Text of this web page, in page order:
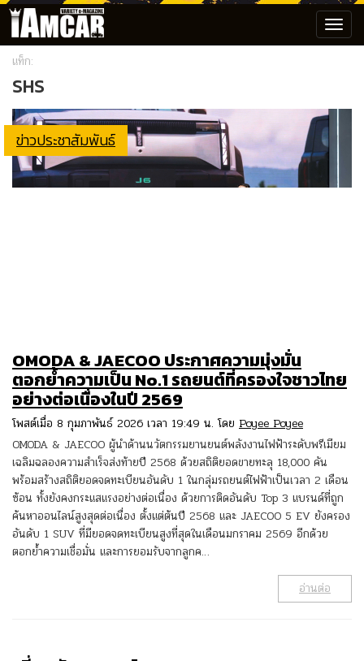
แท็ก:
SHS
ข่าวประชาสัมพันธ์
OMODA & JAECOO ประกาศความมุ่งมั่น
ตอกย้ำความเป็น No.1 รถยนต์ที่ครองใจชาวไทย
อย่างต่อเนื่องในปี 2569
โพสต์เมื่อ 8 กุมภาพันธ์ 2026 เวลา 19:49 น. โดย Poyee Poyee
OMODA & JAECOO ผู้นำด้านนวัตกรรมยานยนต์พลังงานไฟฟ้าระดับพรีเมียม
เฉลิมฉลองความสำเร็จส่งท้ายปี 2568 ด้วยสถิติยอดขายทะลุ 18,000 คัน
พร้อมสร้างสถิติยอดจดทะเบียนอันดับ 1 ในกลุ่มรถยนต์ไฟฟ้าเป็นเวลา 2 เดือน
ซ้อน ทั้งยังคงกระแสแรงอย่างต่อเนื่อง ด้วยการติดอันดับ Top 3 แบรนด์ที่ถูก
ค้นหาออนไลน์สูงสุดต่อเนื่อง ตั้งแต่ต้นปี 2568 และ JAECOO 5 EV ยังครอง
อันดับ 1 SUV ที่มียอดจดทะเบียนสูงที่สุดในเดือนมกราคม 2569 อีกด้วย
ตอกย้ำความเชื่อมั่น และการยอมรับจากลูกค…
อ่านต่อ